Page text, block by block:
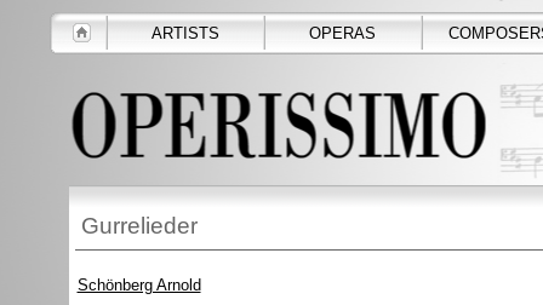
ARTISTS OPERAS
Gurrelieder
Schönberg Arnold